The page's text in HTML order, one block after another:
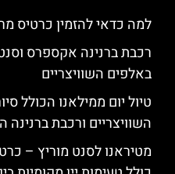
למה כדאי להזמין כרטיס
רכבת ברנינה אקספרס
באלפים השוויצריים
טיול יום ממילאנו הכולל
השוויצריים ורכבת ברנינה
מטיראנו לסנט מוריץ –